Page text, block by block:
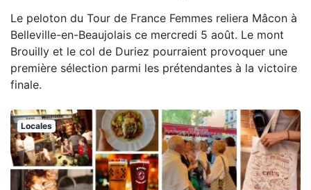
Le peloton du Tour de France Femmes reliera Mâcon à
Belleville-en-Beaujolais ce mercredi 5 août. Le mont
Brouilly et le col de Duriez pourraient provoquer une
première sélection parmi les prétendantes à la victoire
finale.
Locales